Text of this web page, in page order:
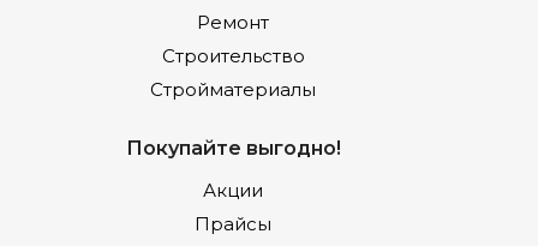
Ремонт
Строительство
Стройматериалы
Покупайте выгодно!
Акции
Прайсы